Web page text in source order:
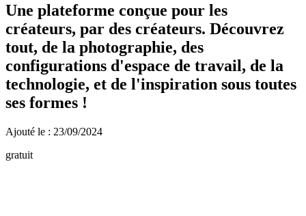
Une plateforme conçue pour les
créateurs, par des créateurs. Découvrez
tout, de la photographie, des
configurations d'espace de travail, de la
technologie, et de l'inspiration sous toutes
ses formes !
Ajouté le : 23/09/2024
gratuit